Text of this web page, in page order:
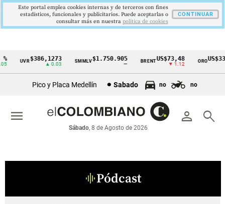
Cintillo
económicos
Colombia
UVR$386,1273
▲ 0.03
SMMLV$1.750.905
—
BRENTUS$73,48
▼ 1.12
ORO
Pico y Placa Medellín Sabado no no
person search
Sábado, 8 de Agosto de 2026
menu
graphic_eqPódcast
Este portal emplea cookies internas y de terceros con fines
estadísticos, funcionales y publicitarios. Puede aceptarlas o
consultar más en nuestra politica de cookies
CONTINUAR